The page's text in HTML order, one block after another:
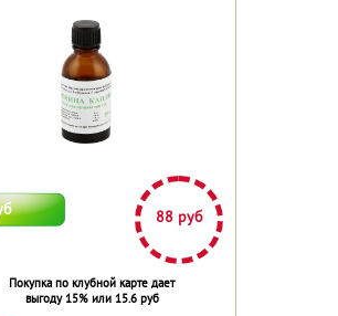
88 руб
Покупка по клубной карте дает
выгоду 15% или 15.6 руб